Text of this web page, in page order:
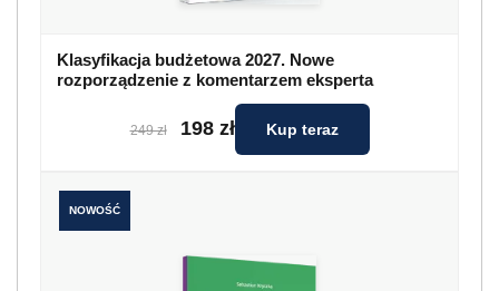
Klasyfikacja budżetowa 2027. Nowe
rozporządzenie z komentarzem eksperta
249 zł 198 zł Kup teraz
NOWOŚĆ